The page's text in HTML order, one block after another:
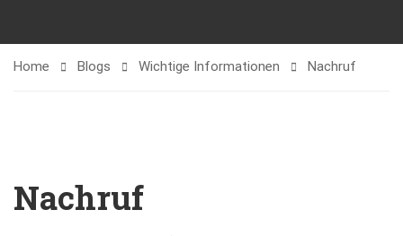
Home Blogs Wichtige Informationen Nachruf
Nachruf